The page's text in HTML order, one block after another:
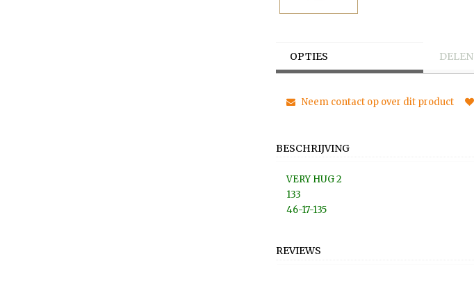
OPTIES DELEN
Neem contact op over dit product
BESCHRIJVING
VERY HUG 2
133
46-17-135
REVIEWS